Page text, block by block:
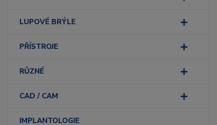
LUPOVÉ BRÝLE
PŘÍSTROJE
RŮZNÉ
CAD / CAM
IMPLANTOLOGIE